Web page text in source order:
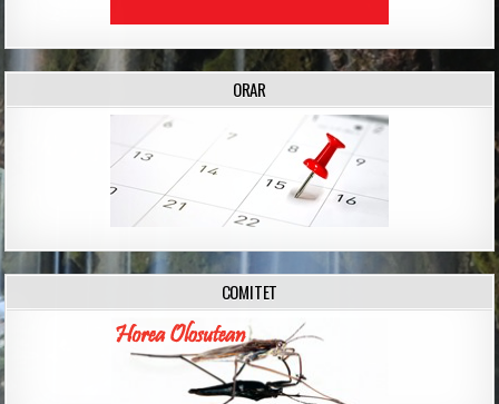
ORAR
COMITET